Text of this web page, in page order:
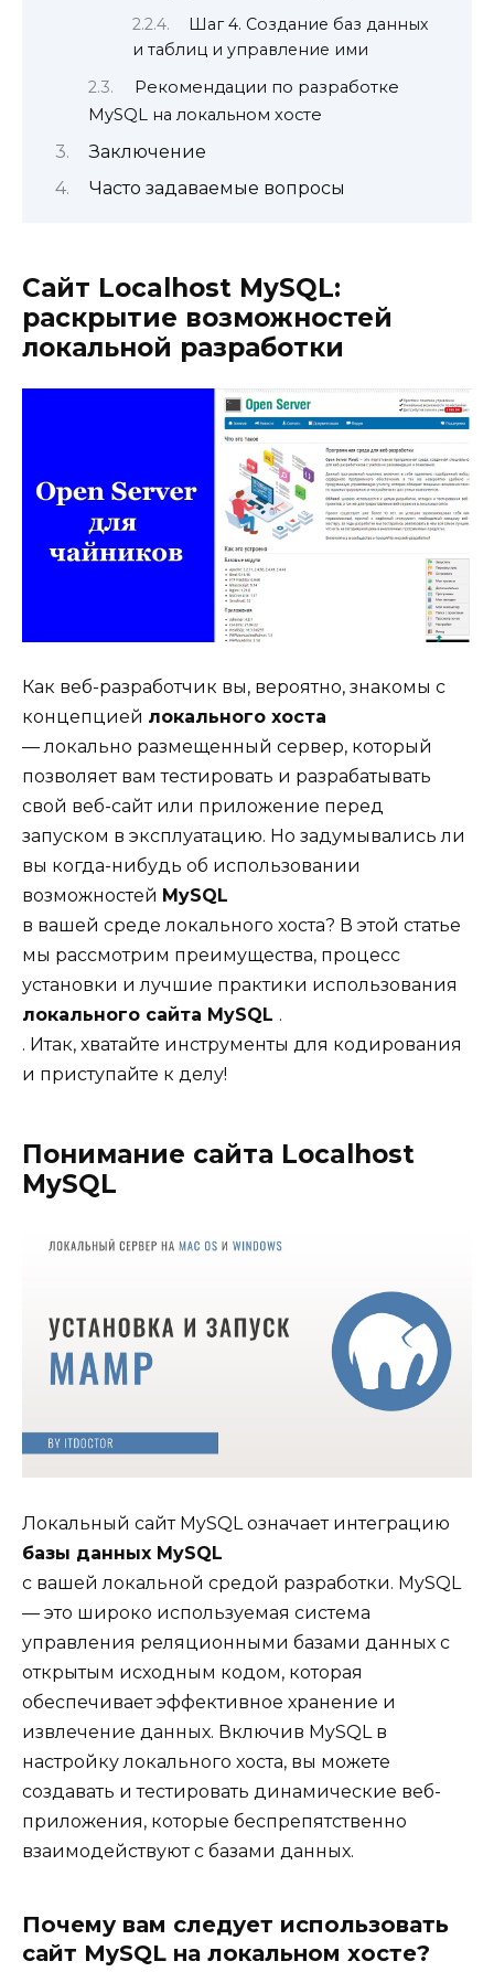
Шаг 4. Создание баз данных
и таблиц и управление ими
Рекомендации по разработке
MySQL на локальном хосте
Заключение
Часто задаваемые вопросы
Сайт Localhost MySQL:
раскрытие возможностей
локальной разработки
Как веб-разработчик вы, вероятно, знакомы с
концепцией локального хоста
— локально размещенный сервер, который
позволяет вам тестировать и разрабатывать
свой веб-сайт или приложение перед
запуском в эксплуатацию. Но задумывались ли
вы когда-нибудь об использовании
возможностей MySQL
в вашей среде локального хоста? В этой статье
мы рассмотрим преимущества, процесс
установки и лучшие практики использования
локального сайта MySQL .
. Итак, хватайте инструменты для кодирования
и приступайте к делу!
Понимание сайта Localhost
MySQL
Локальный сайт MySQL означает интеграцию
базы данных MySQL
с вашей локальной средой разработки. MySQL
— это широко используемая система
управления реляционными базами данных с
открытым исходным кодом, которая
обеспечивает эффективное хранение и
извлечение данных. Включив MySQL в
настройку локального хоста, вы можете
создавать и тестировать динамические веб-
приложения, которые беспрепятственно
взаимодействуют с базами данных.
Почему вам следует использовать
сайт MySQL на локальном хосте?